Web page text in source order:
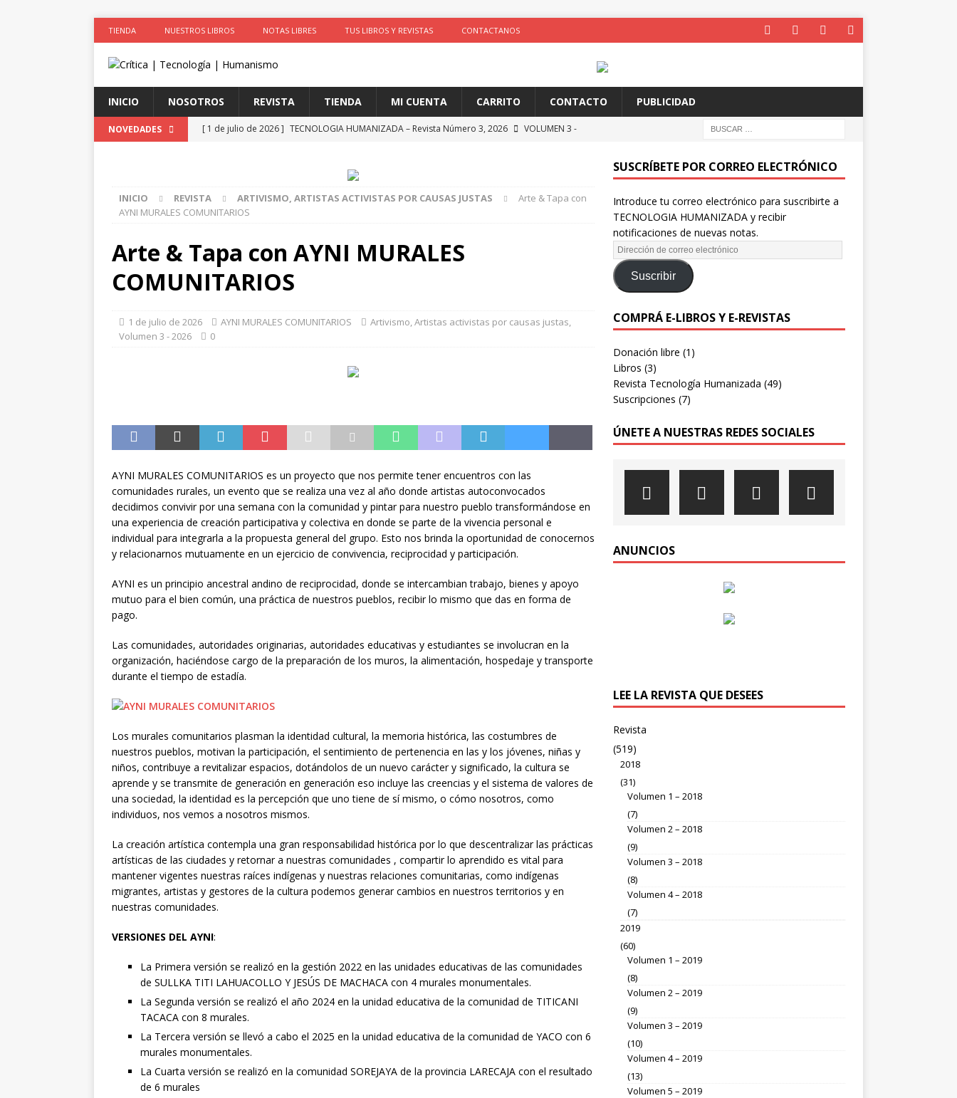
TIENDA NUESTROS LIBROS NOTAS LIBRES TUS LIBROS Y REVISTAS CONTACTANOS
INICIO NOSOTROS REVISTA TIENDA MI CUENTA CARRITO CONTACTO PUBLICIDAD
NOVEDADES [ 1 de julio de 2026 ] TECNOLOGIA HUMANIZADA – Revista Número 3, 2026
VOLUMEN 3 -
Arte & Tapa con AYNI MURALES COMUNITARIOS
ACTIVISTAS POR CAUSAS JUSTAS
colonizadores (Segunda parte)
SOLIDARIDAD
[ 1 de julio de 2026 ] La ciencia como conocimiento situado: transformación del saber desde
[ 1 de julio de 2026 ] Robo de identidad digital a personas en situación de calle
CRÍTICA A
INICIO REVISTA ARTIVISMO, ARTISTAS ACTIVISTAS POR CAUSAS JUSTAS
Arte & Tapa con
AYNI MURALES COMUNITARIOS
Arte & Tapa con AYNI MURALES
COMUNITARIOS
1 de julio de 2026 AYNI MURALES COMUNITARIOS Artivismo, Artistas activistas por causas justas,
Volumen 3 - 2026
0
AYNI MURALES COMUNITARIOS es un proyecto que nos permite tener encuentros con las
comunidades rurales, un evento que se realiza una vez al año donde artistas autoconvocados
decidimos convivir por una semana con la comunidad y pintar para nuestro pueblo transformándose en
una experiencia de creación participativa y colectiva en donde se parte de la vivencia personal e
individual para integrarla a la propuesta general del grupo. Esto nos brinda la oportunidad de conocernos
y relacionarnos mutuamente en un ejercicio de convivencia, reciprocidad y participación.
AYNI es un principio ancestral andino de reciprocidad, donde se intercambian trabajo, bienes y apoyo
mutuo para el bien común, una práctica de nuestros pueblos, recibir lo mismo que das en forma de
pago.
Las comunidades, autoridades originarias, autoridades educativas y estudiantes se involucran en la
organización, haciéndose cargo de la preparación de los muros, la alimentación, hospedaje y transporte
durante el tiempo de estadía.
Los murales comunitarios plasman la identidad cultural, la memoria histórica, las costumbres de
nuestros pueblos, motivan la participación, el sentimiento de pertenencia en las y los jóvenes, niñas y
niños, contribuye a revitalizar espacios, dotándolos de un nuevo carácter y significado, la cultura se
aprende y se transmite de generación en generación eso incluye las creencias y el sistema de valores de
una sociedad, la identidad es la percepción que uno tiene de sí mismo, o cómo nosotros, como
individuos, nos vemos a nosotros mismos.
La creación artística contempla una gran responsabilidad histórica por lo que descentralizar las prácticas
artísticas de las ciudades y retornar a nuestras comunidades , compartir lo aprendido es vital para
mantener vigentes nuestras raíces indígenas y nuestras relaciones comunitarias, como indígenas
migrantes, artistas y gestores de la cultura podemos generar cambios en nuestros territorios y en
nuestras comunidades.
VERSIONES DEL AYNI:
La Primera versión se realizó en la gestión 2022 en las unidades educativas de las comunidades
de SULLKA TITI LAHUACOLLO Y JESÚS DE MACHACA con 4 murales monumentales.
La Segunda versión se realizó el año 2024 en la unidad educativa de la comunidad de TITICANI
TACACA con 8 murales.
La Tercera versión se llevó a cabo el 2025 en la unidad educativa de la comunidad de YACO con 6
murales monumentales.
La Cuarta versión se realizó en la comunidad SOREJAYA de la provincia LARECAJA con el resultado
de 6 murales
SUSCRÍBETE POR CORREO ELECTRÓNICO
Introduce tu correo electrónico para suscribirte a
TECNOLOGIA HUMANIZADA y recibir
notificaciones de nuevas notas.
Suscribir
COMPRÁ E-LIBROS Y E-REVISTAS
Donación libre (1)
Libros (3)
Revista Tecnología Humanizada (49)
Suscripciones (7)
ÚNETE A NUESTRAS REDES SOCIALES
ANUNCIOS
LEE LA REVISTA QUE DESEES
Revista
(519)
2018
(31)
Volumen 1 – 2018
(7)
Volumen 2 – 2018
(9)
Volumen 3 – 2018
(8)
Volumen 4 – 2018
(7)
2019
(60)
Volumen 1 – 2019
(8)
Volumen 2 – 2019
(9)
Volumen 3 – 2019
(10)
Volumen 4 – 2019
(13)
Volumen 5 – 2019